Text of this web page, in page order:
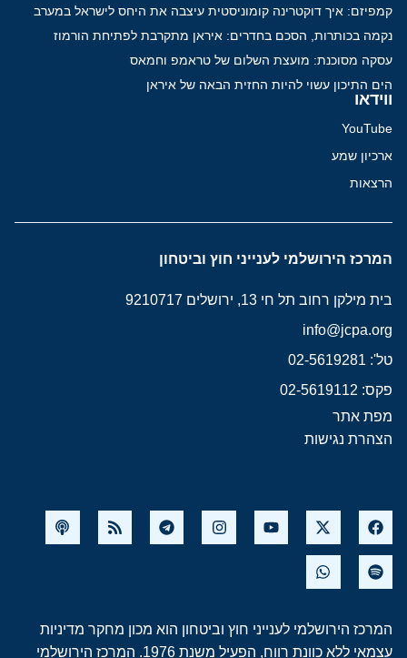
קמפיזם: איך דוקטרינה קומוניסטית עיצבה את היחס לישראל במערב
נקמה בכותרות, הסכם בחדרים: איראן מתקרבת לפתיחת הורמוז
עסקה מסוכנת: מועצת השלום של טראמפ וחמאס
הים התיכון עשוי להיות החזית הבאה של איראן
ווידאו
YouTube
ארכיון שמע
הרצאות
המרכז הירושלמי לענייני חוץ וביטחון
בית מילקן רחוב תל חי 13, ירושלים 9210717
info@jcpa.org
טל': 02-5619281
פקס: 02-5619112
מפת אתר
הצהרת נגישות
המרכז הירושלמי לענייני חוץ וביטחון הוא מכון מחקר מדיניות
עצמאי ללא כוונת רווח, הפעיל משנת 1976. המרכז הירושלמי